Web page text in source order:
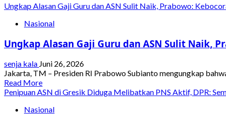
Ungkap Alasan Gaji Guru dan ASN Sulit Naik, Prabowo:
Nasional
Ungkap Alasan Gaji Guru dan ASN Sulit Naik,
senja kala Juni 26, 2026
Jakarta, TM – Presiden RI Prabowo Subianto mengungkap
Read MoreRead
more
Ungkap
Penipuan ASN di Gresik Diduga Melibatkan PNS Aktif, DPR:
Nasional